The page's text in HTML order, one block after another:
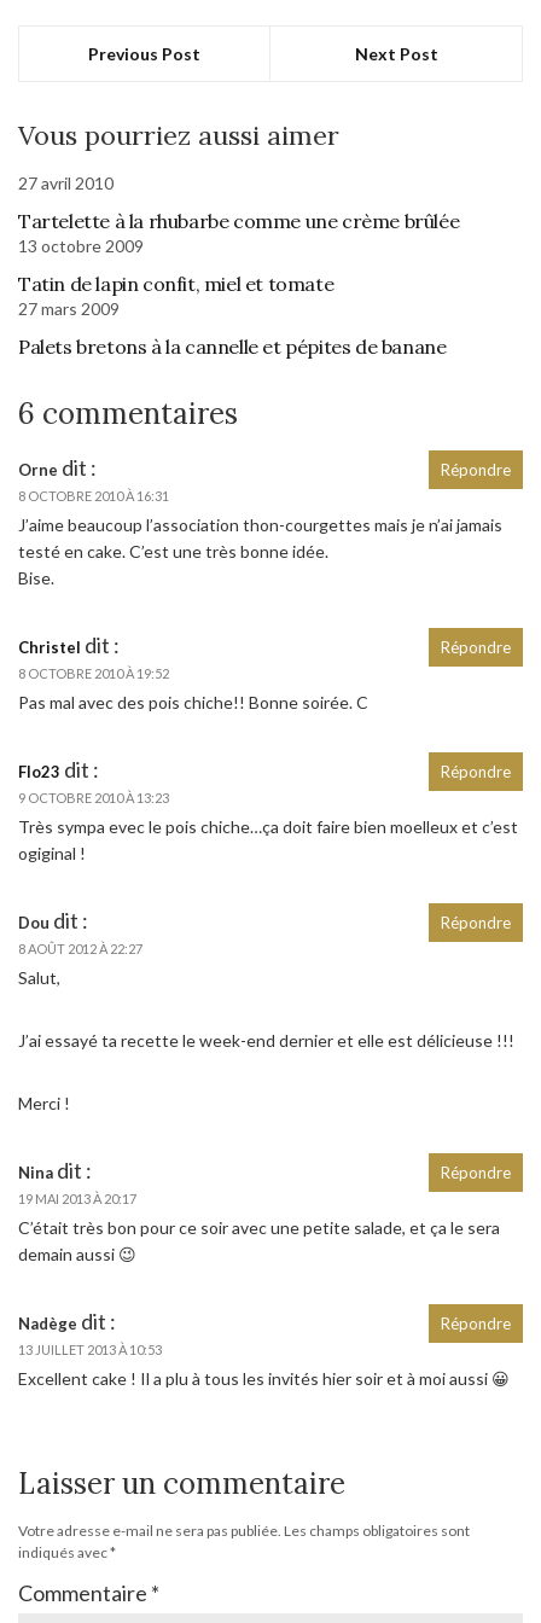
Previous Post Next Post
Vous pourriez aussi aimer
27 avril 2010
Tartelette à la rhubarbe comme une crème brûlée
13 octobre 2009
Tatin de lapin confit, miel et tomate
27 mars 2009
Palets bretons à la cannelle et pépites de banane
6 commentaires
Orne dit :
8 OCTOBRE 2010 À 16:31
J’aime beaucoup l’association thon-courgettes mais je n’ai jamais
testé en cake. C’est une très bonne idée.
Bise.
Répondre
Christel dit :
8 OCTOBRE 2010 À 19:52
Pas mal avec des pois chiche!! Bonne soirée. C
Répondre
Flo23 dit :
9 OCTOBRE 2010 À 13:23
Très sympa evec le pois chiche…ça doit faire bien moelleux et c’est
ogiginal !
Répondre
Dou dit :
8 AOÛT 2012 À 22:27
Salut,
J’ai essayé ta recette le week-end dernier et elle est délicieuse !!!
Merci !
Répondre
Nina dit :
19 MAI 2013 À 20:17
C’était très bon pour ce soir avec une petite salade, et ça le sera
demain aussi 😉
Répondre
Nadège dit :
13 JUILLET 2013 À 10:53
Excellent cake ! Il a plu à tous les invités hier soir et à moi aussi 😀
Répondre
Laisser un commentaire
Votre adresse e-mail ne sera pas publiée. Les champs obligatoires sont
indiqués avec*
Commentaire *